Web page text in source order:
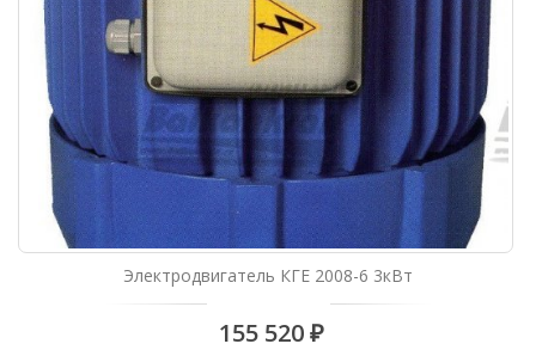
Электродвигатель КГЕ 2008-6 3кВт
155 520 ₽